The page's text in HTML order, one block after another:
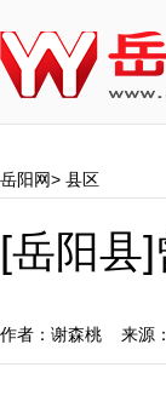
岳阳网> 县区
[岳阳县
作者：谢森桃 来源